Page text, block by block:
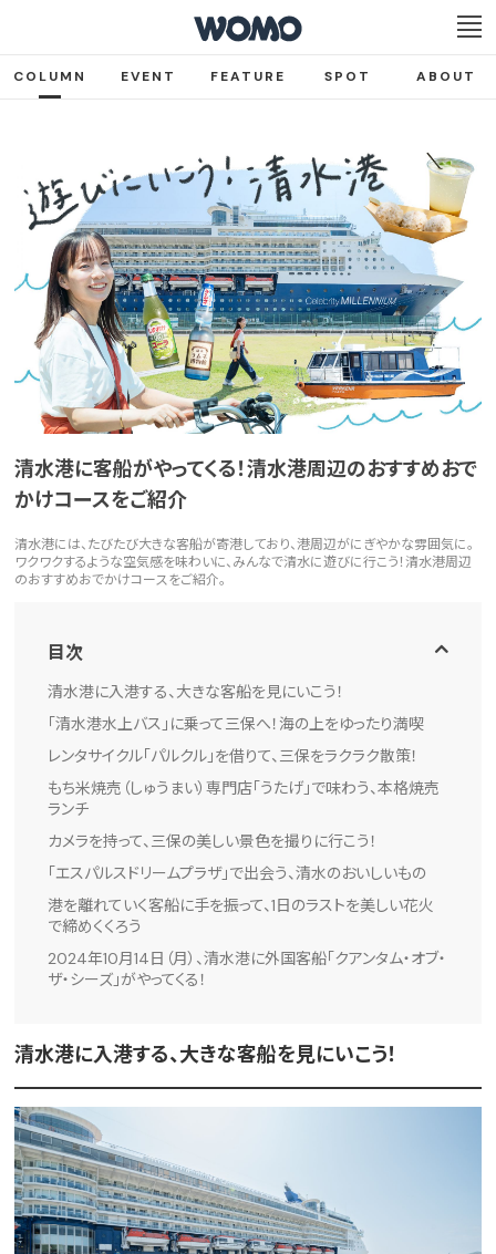
COLUMN EVENT FEATURE SPOT ABOUT
清水港に客船がやってくる！清水港周辺のおすすめおで
かけコースをご紹介
清水港には、たびたび大きな客船が寄港しており、港周辺がにぎやかな雰囲気に。
ワクワクするような空気感を味わいに、みんなで清水に遊びに行こう！清水港周辺
のおすすめおでかけコースをご紹介。
目次
清水港に入港する、大きな客船を見にいこう！
「清水港水上バス」に乗って三保へ！海の上をゆったり満喫
レンタサイクル「パルクル」を借りて、三保をラクラク散策！
もち米焼売（しゅうまい）専門店「うたげ」で味わう、本格焼売
ランチ
カメラを持って、三保の美しい景色を撮りに行こう！
「エスパルスドリームプラザ」で出会う、清水のおいしいもの
港を離れていく客船に手を振って、1日のラストを美しい花火
で締めくくろう
2024年10月14日（月）、清水港に外国客船「クアンタム・オブ・
ザ・シーズ」がやってくる！
清水港に入港する、大きな客船を見にいこう！